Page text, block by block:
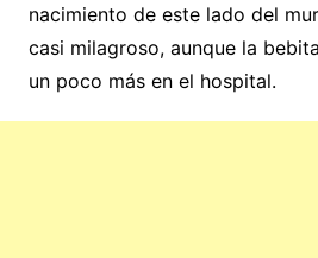
nacimiento de este lado del
casi milagroso, aunque la
un poco más en el hospital.